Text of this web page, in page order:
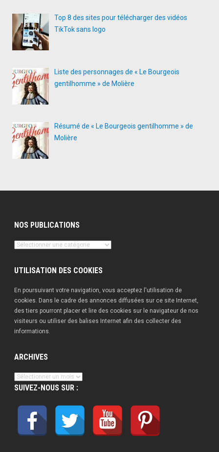
Top 8 des sites pour télécharger des vidéos
TikTok sans logo
Liste des personnages de « Le Bourgeois
gentilhomme » de Molière
Résumé de « Le Bourgeois gentilhomme » de
Molière
NOS PUBLICATIONS
Nos
UTILISATION DES COOKIES
En poursuivant votre navigation, vous acceptez l'utilisation de
cookies. Dans le cadre des annonces diffusées sur ce site Internet,
des tiers pourront placer et lire des cookies sur le navigateur de nos
visiteurs ou utiliser des balises Internet afin des collecter des
informations.
ARCHIVES
Archives
SUIVEZ-NOUS SUR :